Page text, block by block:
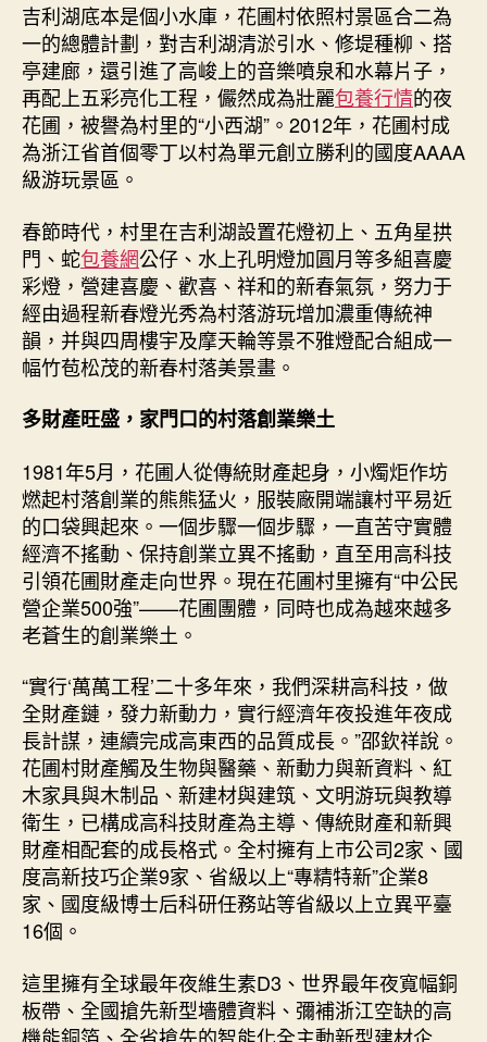
吉利湖底本是個小水庫，花圃村依照村景區合二為
一的總體計劃，對吉利湖清淤引水、修堤種柳、搭
亭建廊，還引進了高峻上的音樂噴泉和水幕片子，
再配上五彩亮化工程，儼然成為壯麗包養行情的夜
花圃，被譽為村里的“小西湖”。2012年，花圃村成
為浙江省首個零丁以村為單元創立勝利的國度AAAA
級游玩景區。
春節時代，村里在吉利湖設置花燈初上、五角星拱
門、蛇包養網公仔、水上孔明燈加圓月等多組喜慶
彩燈，營建喜慶、歡喜、祥和的新春氣氛，努力于
經由過程新春燈光秀為村落游玩增加濃重傳統神
韻，并與四周樓宇及摩天輪等景不雅燈配合組成一
幅竹苞松茂的新春村落美景畫。
多財產旺盛，家門口的村落創業樂土
1981年5月，花圃人從傳統財產起身，小燭炬作坊
燃起村落創業的熊熊猛火，服裝廠開端讓村平易近
的口袋興起來。一個步驟一個步驟，一直苦守實體
經濟不搖動、保持創業立異不搖動，直至用高科技
引領花圃財產走向世界。現在花圃村里擁有“中公民
營企業500強”——花圃團體，同時也成為越來越多
老蒼生的創業樂土。
“實行‘萬萬工程’二十多年來，我們深耕高科技，做
全財產鏈，發力新動力，實行經濟年夜投進年夜成
長計謀，連續完成高東西的品質成長。”邵欽祥說。
花圃村財產觸及生物與醫藥、新動力與新資料、紅
木家具與木制品、新建材與建筑、文明游玩與教導
衛生，已構成高科技財產為主導、傳統財產和新興
財產相配套的成長格式。全村擁有上市公司2家、國
度高新技巧企業9家、省級以上“專精特新”企業8
家、國度級博士后科研任務站等省級以上立異平臺
16個。
這里擁有全球最年夜維生素D3、世界最年夜寬幅銅
板帶、全國搶先新型墻體資料、彌補浙江空缺的高
機能銅箔、全省搶先的智能化全主動新型建材企